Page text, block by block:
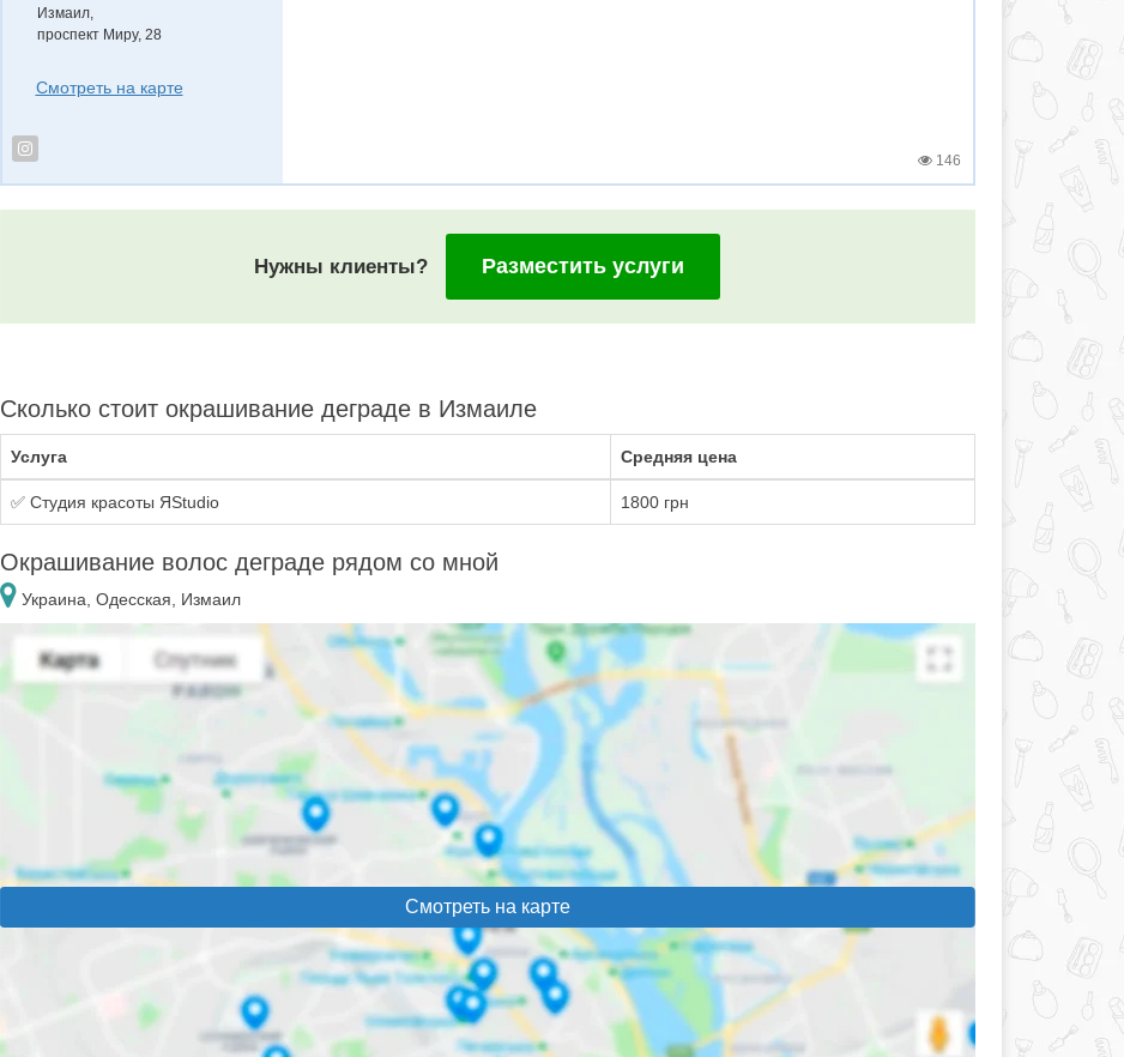
Измаил,
проспект Миру, 28
Смотреть на карте
146
Нужны клиенты? Разместить услуги
Сколько стоит окрашивание деграде в Измаиле
Услуга Средняя цена
✅ Студия красоты ЯStudio 1800 грн
Окрашивание волос деграде рядом со мной
Украина, Одесская, Измаил
Смотреть на карте